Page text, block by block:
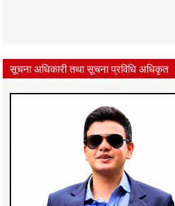
सूचना अधिकारी तथा सूचना प्रविधि अधिकृत